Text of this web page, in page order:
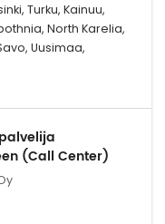
Turku, Kainuu,
North Karelia,
Uusimaa,
(Call Center)